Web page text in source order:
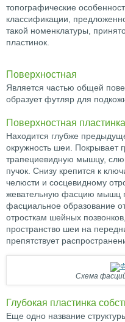
топографические
классификации,
такой номенклатуры,
пластинок.
Поверхностная
Является частью общей
образует футляр для
Поверхностная
Находится глубже
окружность шеи. Покрывает
трапециевидную мышцу,
пучок. Снизу крепится к
челюсти и сосцевидному
жевательную фасцию мышц
фасциальное образование
отросткам шейных
пространство шеи на
препятствует
Схема
Глубокая пластинка
Еще одно название